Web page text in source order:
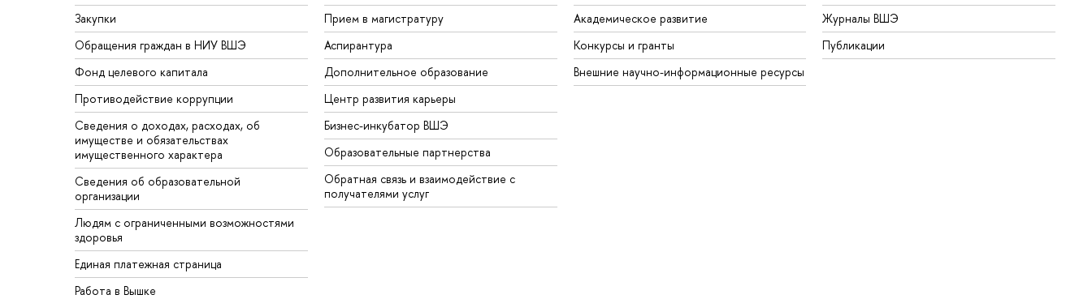
Закупки
Обращения граждан в НИУ ВШЭ
Фонд целевого капитала
Противодействие коррупции
Сведения о доходах, расходах, об
имуществе и обязательствах
имущественного характера
Сведения об образовательной
организации
Людям с ограниченными возможностями
здоровья
Единая платежная страница
Работа в Вышке
Прием в магистратуру
Аспирантура
Дополнительное образование
Центр развития карьеры
Бизнес-инкубатор ВШЭ
Образовательные партнерства
Обратная связь и взаимодействие с
получателями услуг
Академическое развитие
Конкурсы и гранты
Внешние научно-информационные ресурсы
Журналы ВШЭ
Публикации